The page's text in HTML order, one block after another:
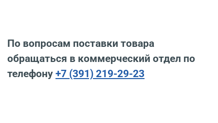
По вопросам поставки товара
обращаться в коммерческий отдел по
телефону +7 (391) 219-29-23